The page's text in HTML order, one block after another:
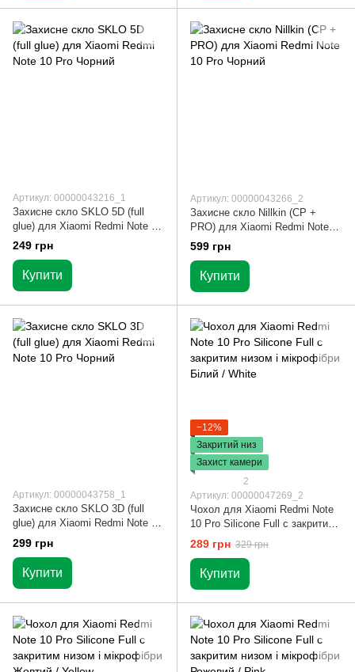
Артикул: 00000043216_1
Захисне скло SKLO 5D (full
glue) для Xiaomi Redmi Note 10
Pro Чорний
249 грн
Купити
Артикул: 00000043266_2
Захисне скло Nillkin (CP +
PRO) для Xiaomi Redmi Note
10 Pro Чорний
599 грн
Купити
Артикул: 00000043758_1
Захисне скло SKLO 3D (full
glue) для Xiaomi Redmi Note 10
Pro Чорний
299 грн
Купити
−12%
Закритий низ
Захист камери
2
Артикул: 00000047269_2
Чохол для Xiaomi Redmi Note
10 Pro Silicone Full c закритим
низом і мікрофібри Білий /
289 грн 329 грн
Купити